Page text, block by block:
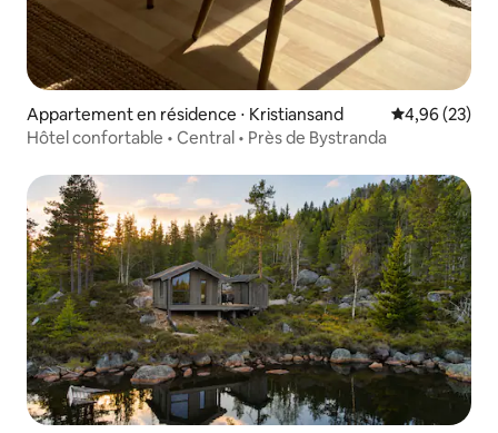
Appartement en résidence ⋅ Kristiansand Évaluation
4,96 (23)
Hôtel confortable • Central • Près de Bystranda